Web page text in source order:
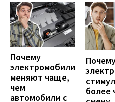
Почему
электромобили
меняют чаще,
чем
автомобили с
более